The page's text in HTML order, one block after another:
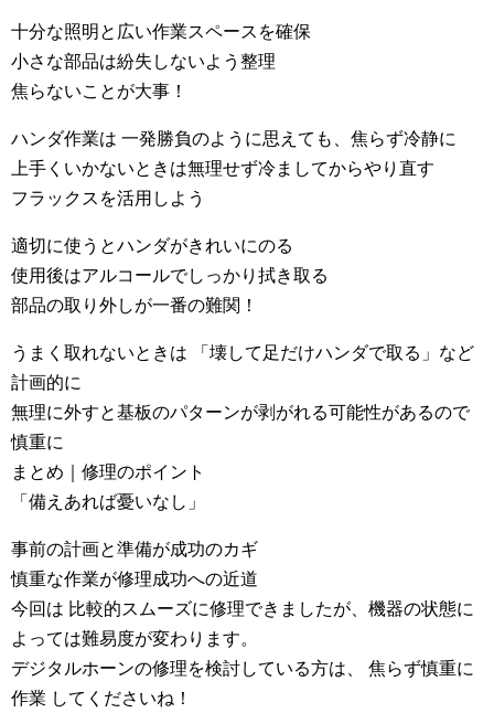
十分な照明と広い作業スペースを確保
小さな部品は紛失しないよう整理
焦らないことが大事！
ハンダ作業は 一発勝負のように思えても、焦らず冷静に
上手くいかないときは無理せず冷ましてからやり直す
フラックスを活用しよう
適切に使うとハンダがきれいにのる
使用後はアルコールでしっかり拭き取る
部品の取り外しが一番の難関！
うまく取れないときは 「壊して足だけハンダで取る」など
計画的に
無理に外すと基板のパターンが剥がれる可能性があるので
慎重に
まとめ｜修理のポイント
「備えあれば憂いなし」
事前の計画と準備が成功のカギ
慎重な作業が修理成功への近道
今回は 比較的スムーズに修理できましたが、機器の状態に
よっては難易度が変わります。
デジタルホーンの修理を検討している方は、 焦らず慎重に
作業 してくださいね！